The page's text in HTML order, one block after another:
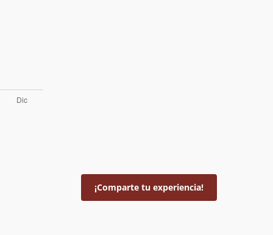
¡Comparte tu experiencia!